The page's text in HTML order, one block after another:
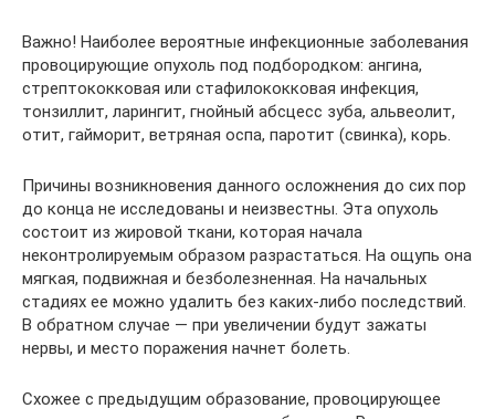
Важно! Наиболее вероятные инфекционные заболевания
провоцирующие опухоль под подбородком: ангина,
стрептококковая или стафилококковая инфекция,
тонзиллит, ларингит, гнойный абсцесс зуба, альвеолит,
отит, гайморит, ветряная оспа, паротит (свинка), корь.
Причины возникновения данного осложнения до сих пор
до конца не исследованы и неизвестны. Эта опухоль
состоит из жировой ткани, которая начала
неконтролируемым образом разрастаться. На ощупь она
мягкая, подвижная и безболезненная. На начальных
стадиях ее можно удалить без каких-либо последствий.
В обратном случае — при увеличении будут зажаты
нервы, и место поражения начнет болеть.
Схожее с предыдущим образование, провоцирующее